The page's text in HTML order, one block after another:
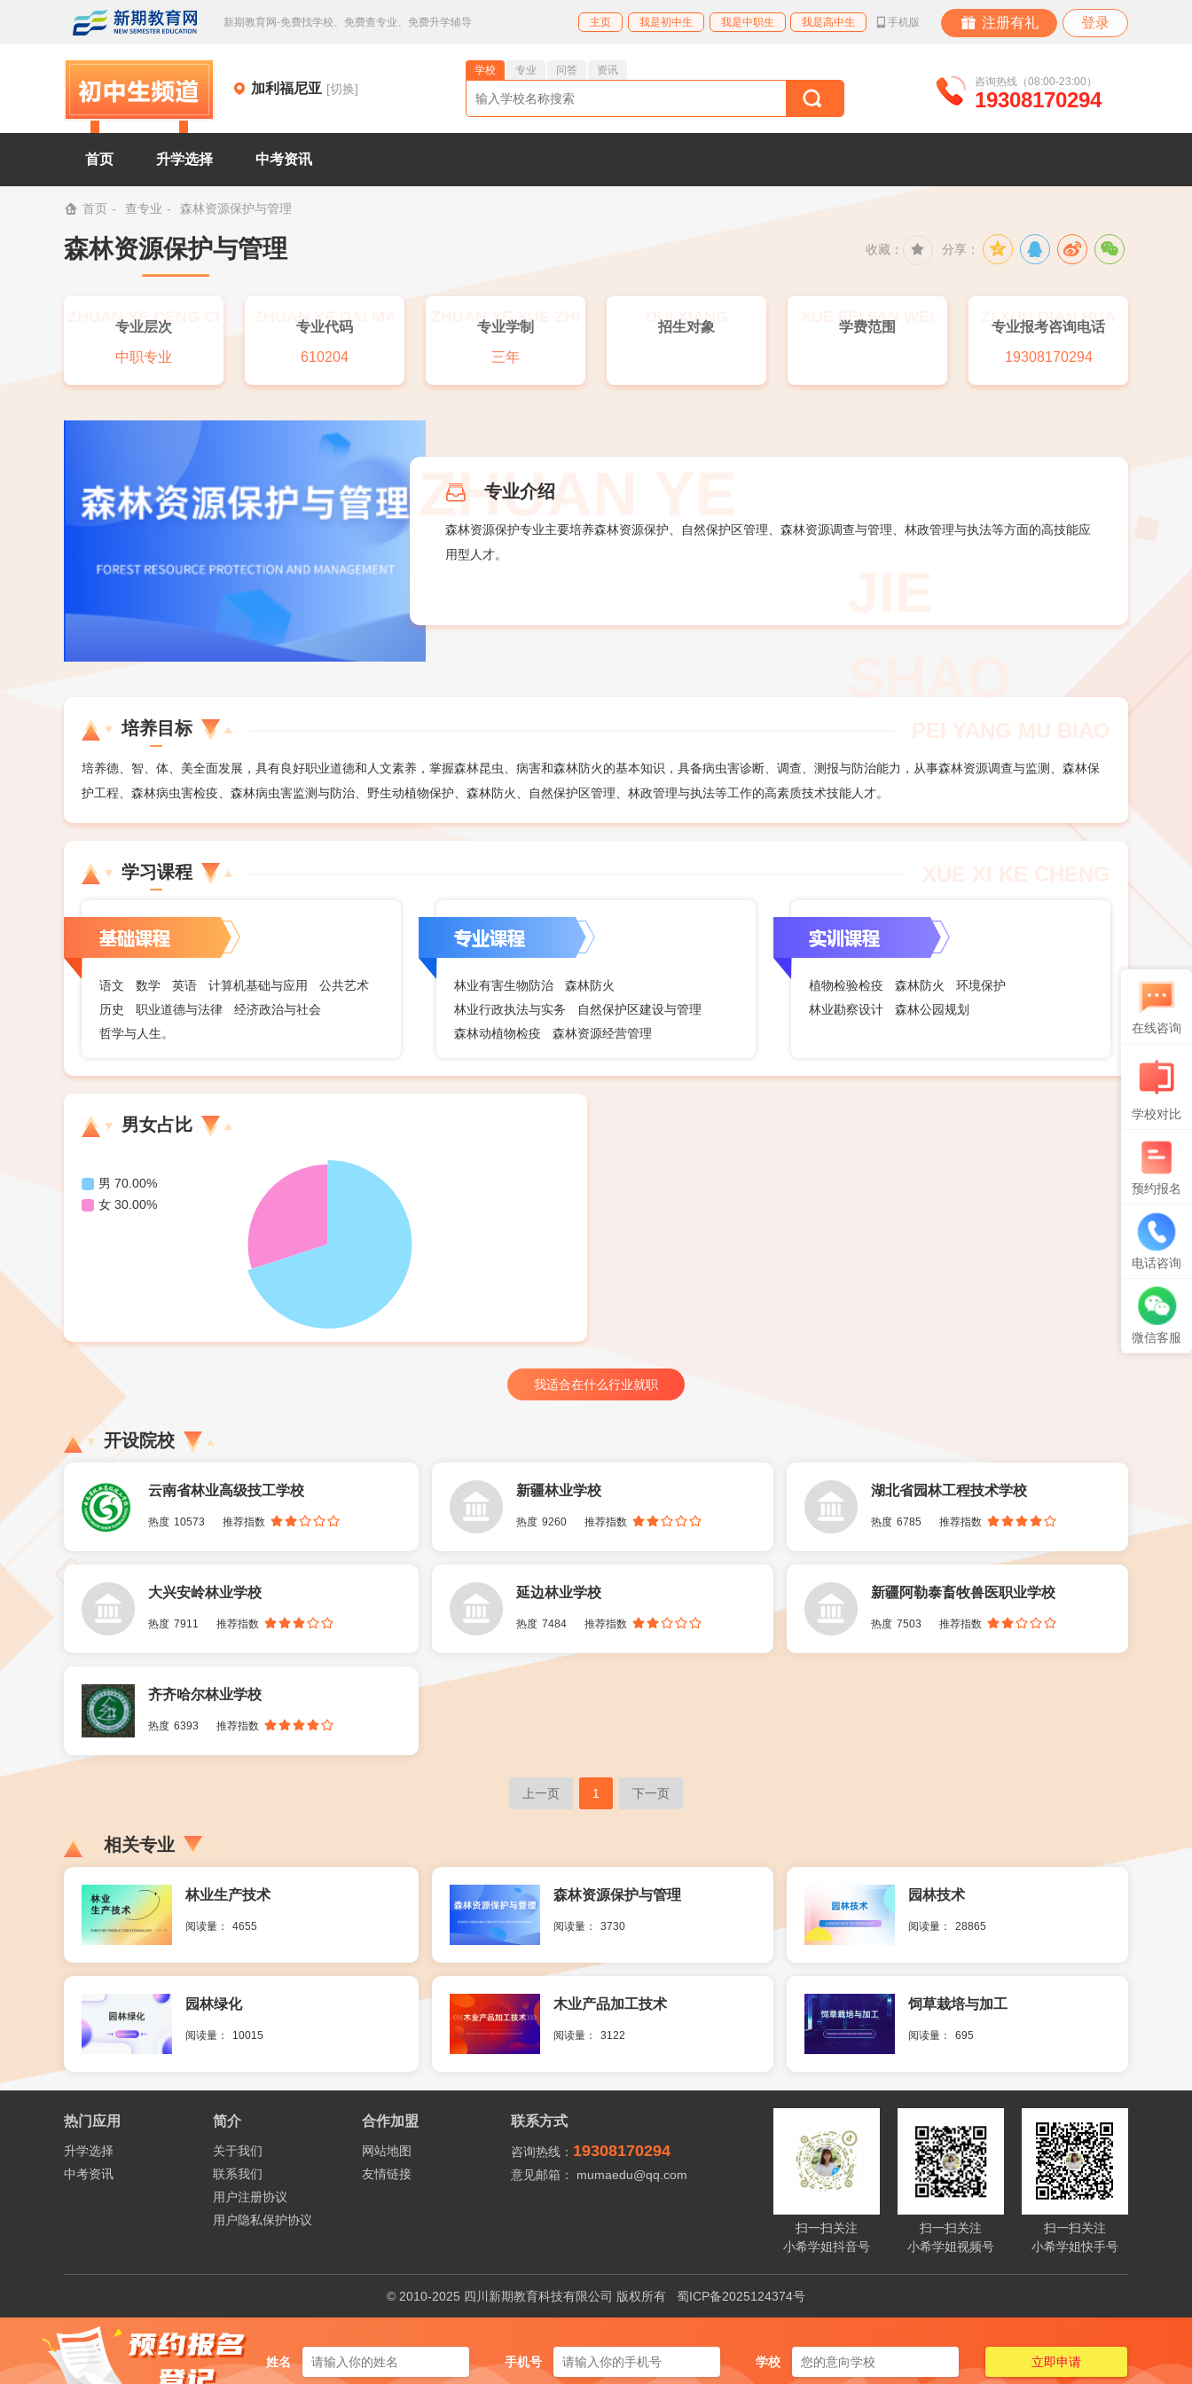
新期教育网-免费找学校、免费查专业、免费升学辅导 主页 我是初中生 我是中职生 我是高中生 手机版 注册有礼 登录
加利福尼亚 [切换]
学校 专业 问答
资讯
咨询热线（08:00-23:00）
19308170294
首页 升学选择 中考资讯
首页 查专业 森林资源保护与管理
森林资源保护与管理 收藏： 分享：
ZHUAN YE CENG CI
专业层次
中职专业
ZHUAN YE DAI MA
专业代码
610204
ZHUAN YE XUE ZHI
专业学制
三年
DUI XIANG
招生对象
XUE FEI FAN WEI
学费范围
ZI XUN DIAN HUA
专业报考咨询电话
19308170294
专业介绍
森林资源保护专业主要培养森林资源保护、自然保护区管理、森林资源调查与管理、林政管理与执法等方面的高技能应
用型人才。
培养目标 PEI YANG MU BIAO
培养德、智、体、美全面发展，具有良好职业道德和人文素养，掌握森林昆虫、病害和森林防火的基本知识，具备病虫害诊断、调查、测报与防治能力，从事森林资源调查与监测、森林保
护工程、森林病虫害检疫、森林病虫害监测与防治、野生动植物保护、森林防火、自然保护区管理、林政管理与执法等工作的高素质技术技能人才。
学习课程 XUE XI KE CHENG
语文 数学 英语 计算机基础与应用
公共艺术
历史
职业道德与法律
经济政治与社会
哲学与人生。
林业有害生物防治
森林防火
林业行政执法与实务
自然保护区建设与管理
森林动植物检疫
森林资源经营管理
植物检验检疫 森林防火
环境保护
林业勘察设计
森林公园规划
男女占比
我适合在什么行业就职
开设院校
云南省林业高级技工学校
热度 10573 推荐指数
新疆林业学校
热度 9260 推荐指数
湖北省园林工程技术学校
热度 6785 推荐指数
大兴安岭林业学校
热度 7911 推荐指数
延边林业学校
热度 7484 推荐指数
新疆阿勒泰畜牧兽医职业学校
热度 7503 推荐指数
齐齐哈尔林业学校
热度 6393 推荐指数
上一页 1 下一页
相关专业
林业生产技术
阅读量： 4655
森林资源保护与管理
阅读量： 3730
园林技术
阅读量： 28865
园林绿化
阅读量： 10015
木业产品加工技术
阅读量： 3122
饲草栽培与加工
阅读量： 695
姓名 手机号 学校 立即申请
热门应用
升学选择
中考资讯
简介
关于我们
联系我们
用户注册协议
用户隐私保护协议
合作加盟
网站地图
友情链接
联系方式
咨询热线： 19308170294
意见邮箱： mumaedu@qq.com
扫一扫关注
小希学姐抖音号
扫一扫关注
小希学姐视频号
扫一扫关注
小希学姐快手号
© 2010-2025 四川新期教育科技有限公司 版权所有 蜀ICP备2025124374号
在线咨询
学校对比
预约报名
电话咨询
微信客服